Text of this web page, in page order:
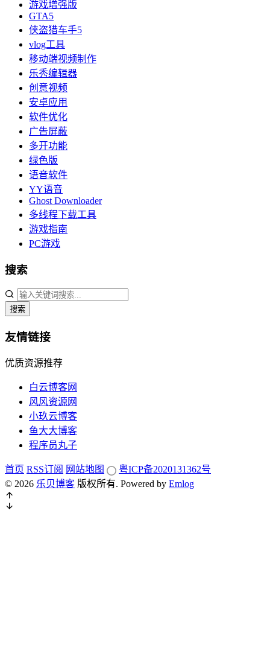
游戏增强版
GTA5
侠盗猎车手5
vlog工具
移动端视频制作
乐秀编辑器
创意视频
安卓应用
软件优化
广告屏蔽
多开功能
绿色版
语音软件
YY语音
Ghost Downloader
多线程下载工具
游戏指南
PC游戏
搜索
搜索
友情链接
优质资源推荐
白云博客网
风风资源网
小玖云博客
鱼大大博客
程序员丸子
首页 RSS订阅 网站地图
粤ICP备2020131362号
© 2026 乐贝博客 版权所有. Powered by Emlog